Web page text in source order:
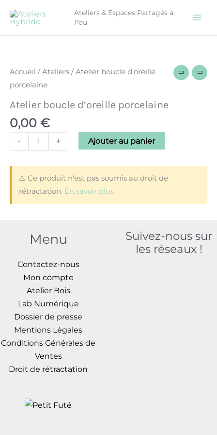
Ateliers & Espaces Partagés à
Pau
Accueil /Ateliers / Atelier boucle d’oreille
porcelaine
Atelier boucle d’oreille porcelaine
0,00 €
-
Atelier
boucle
porcelaine
+ Ajouter au panier
⚠️ Ce produit n'est pas soumis au droit de
rétractation. En savoir plus
Menu
Contactez-nous
Mon compte
Atelier Bois
Lab Numérique
Dossier de presse
Mentions Légales
Conditions Générales de
Ventes
Droit de rétractation
Suivez-nous sur
les réseaux !